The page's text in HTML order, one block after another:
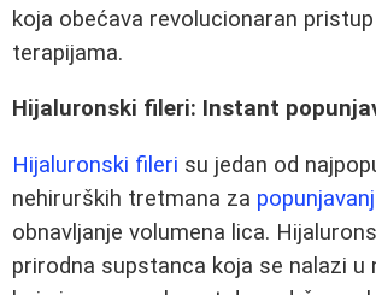
koja obećava revolucionaran
terapijama.
Hijaluronski fileri: Instant
Hijaluronski fileri su jedan od
nehirurških tretmana za
obnavljanje volumena lica.
prirodna supstanca koja se nalazi u